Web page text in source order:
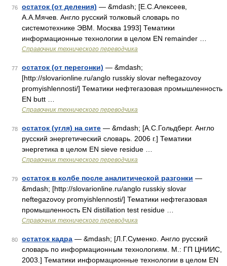
76 остаток (от деления) — &mdash; [Е.С.Алексеев,
А.А.Мячев. Англо русский толковый словарь по
системотехнике ЭВМ. Москва 1993] Тематики
информационные технологии в целом EN remainder …
Справочник технического переводчика
77 остаток (от перегонки) — &mdash;
[http://slovarionline.ru/anglo russkiy slovar neftegazovoy
promyishlennosti/] Тематики нефтегазовая промышленность
EN butt …
Справочник технического переводчика
78 остаток (угля) на сите — &mdash; [А.С.Гольдберг. Англо
русский энергетический словарь. 2006 г.] Тематики
энергетика в целом EN sieve residue …
Справочник технического переводчика
79 остаток в колбе после аналитической разгонки —
&mdash; [http://slovarionline.ru/anglo russkiy slovar
neftegazovoy promyishlennosti/] Тематики нефтегазовая
промышленность EN distillation test residue …
Справочник технического переводчика
80 остаток кадра — &mdash; [Л.Г.Суменко. Англо русский
словарь по информационным технологиям. М.: ГП ЦНИИС,
2003.] Тематики информационные технологии в целом EN